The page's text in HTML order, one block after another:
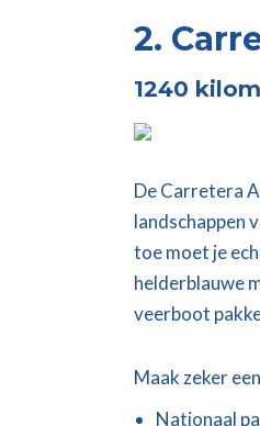
2.
1240
De Carretera
landschappen
toe moet je
helderblauwe
veerboot
Maak zeker
Nationaal